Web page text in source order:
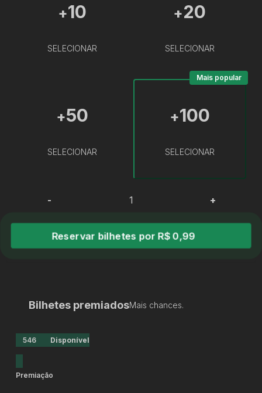
+10
SELECIONAR
+20
SELECIONAR
+50
SELECIONAR
+100
SELECIONAR
Mais popular
- +
Reservar bilhetes por R$ 0,99
Bilhetes premiadosMais chances.
546 Disponível
Premiação